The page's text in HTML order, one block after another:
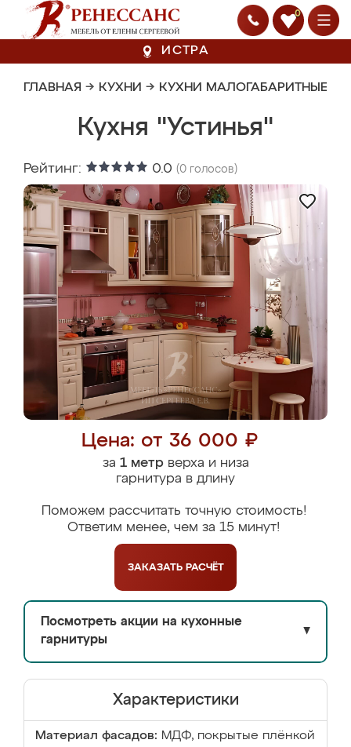
0
ИСТРА
ГЛАВНАЯ → КУХНИ → КУХНИ МАЛОГАБАРИТНЫЕ
Кухня "Устинья"
Рейтинг: 0.0 (0 голосов)
Цена: от 36 000 ₽
за 1 метрверха и низа
гарнитура в длину
Поможем рассчитать точную стоимость!
Ответим менее, чем за 15 минут!
ЗАКАЗАТЬ РАСЧЁТ
Посмотреть акции на кухонные
гарнитуры
▼
Характеристики
Материал фасадов: МДФ, покрытые плёнкой